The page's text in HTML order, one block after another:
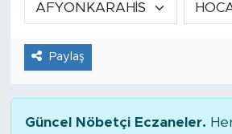
Paylaş
Güncel Nöbetçi Eczaneler.
Tarihçe
Resmi İlanlar